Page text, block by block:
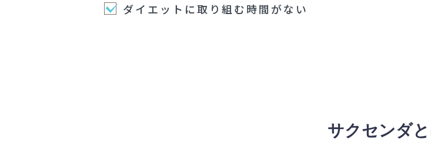
ダイエットに取り組む時間がない
サクセンダと